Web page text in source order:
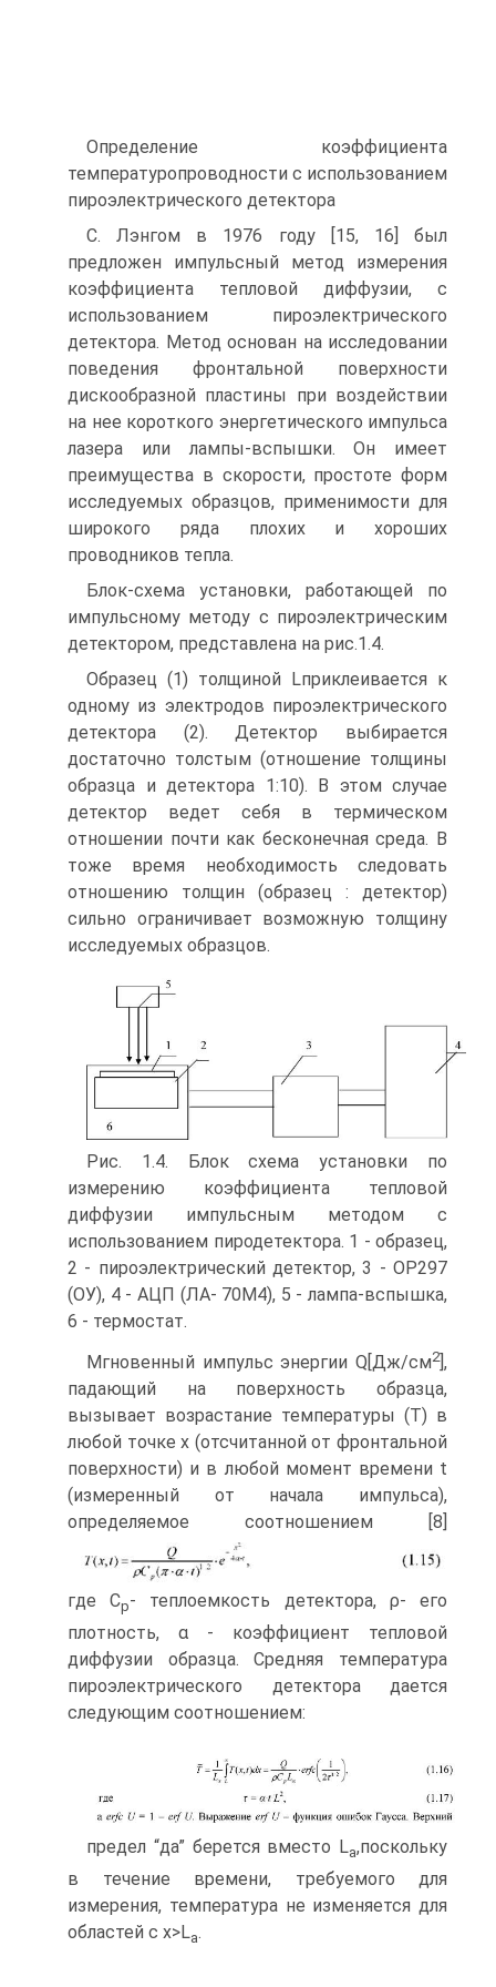
Определение коэффициента
температуропроводности с использованием
пироэлектрического детектора
С. Лэнгом в 1976 году [15, 16] был
предложен импульсный метод измерения
коэффициента тепловой диффузии, с
использованием пироэлектрического
детектора. Метод основан на исследовании
поведения фронтальной поверхности
дискообразной пластины при воздействии
на нее короткого энергетического импульса
лазера или лампы-вспышки. Он имеет
преимущества в скорости, простоте форм
исследуемых образцов, применимости для
широкого ряда плохих и хороших
проводников тепла.
Блок-схема установки, работающей по
импульсному методу с пироэлектрическим
детектором, представлена на рис.1.4.
Образец (1) толщиной Lприклеивается к
одному из электродов пироэлектрического
детектора (2). Детектор выбирается
достаточно толстым (отношение толщины
образца и детектора 1:10). В этом случае
детектор ведет себя в термическом
отношении почти как бесконечная среда. В
тоже время необходимость следовать
отношению толщин (образец : детектор)
сильно ограничивает возможную толщину
исследуемых образцов.
Рис. 1.4. Блок схема установки по
измерению коэффициента тепловой
диффузии импульсным методом с
использованием пиродетектора. 1 - образец,
2 - пироэлектрический детектор, 3 - OP297
(ОУ), 4 - АЦП (ЛА- 70М4), 5 - лампа-вспышка,
6 - термостат.
Мгновенный импульс энергии Q[Дж/см2],
падающий на поверхность образца,
вызывает возрастание температуры (Т) в
любой точке x (отсчитанной от фронтальной
поверхности) и в любой момент времени t
(измеренный от начала импульса),
определяемое соотношением [8]
где Cp- теплоемкость детектора, ρ- его
плотность, α - коэффициент тепловой
диффузии образца. Средняя температура
пироэлектрического детектора дается
следующим соотношением:
предел “да” берется вместо La,поскольку
в течение времени, требуемого для
измерения, температура не изменяется для
областей с x>La.